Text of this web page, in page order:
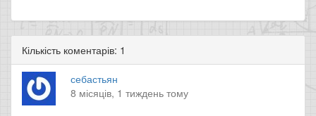
Кількість коментарів: 1
себастьян
8 місяців, 1 тиждень тому